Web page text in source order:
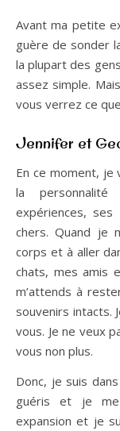
Avant ma petite
guère de sonder
la plupart des
assez simple.
vous verrez ce
Jennifer et
En ce moment, je
la
expériences, ses
chers. Quand je
corps et à aller
chats, mes amis
m’attends à
souvenirs intacts.
vous. Je ne veux
vous non plus.
Donc, je suis
guéris et je me
expansion et je